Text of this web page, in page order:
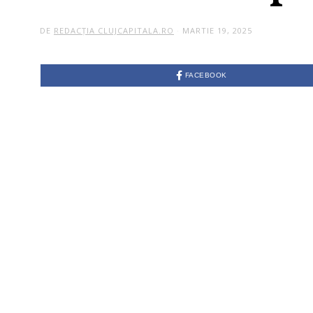
DE REDACȚIA CLUJCAPITALA.RO MARTIE 19, 2025
FACEBOOK